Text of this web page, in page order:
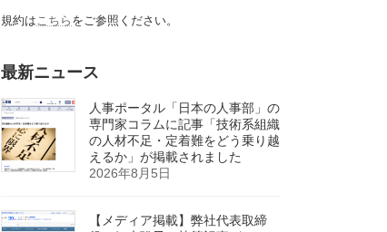
規約は こちら をご参照ください。
最新ニュース
人事ポータル「日本の人事部」の
専門家コラムに記事「技術系組織
の人材不足・定着難をどう乗り越
えるか」が掲載されました
2026年8月5日
【メディア掲載】弊社代表取締